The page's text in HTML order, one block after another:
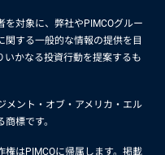
対象に、弊社やPIMCOグルー
関する一般的な情報の提供を目
いかなる投資行動を提案するも
メント・オブ・アメリカ・エル
標です。
はPIMCOに帰属します。掲載